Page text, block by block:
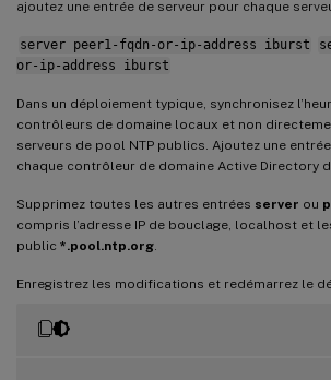
ajoutez une entrée de serveur pour chaque
server peer1-fqdn-or-ip-address iburst
or-ip-address iburst
Dans un déploiement typique, synchronisez
contrôleurs de domaine locaux et non
serveurs de pool NTP publics. Ajoutez une
chaque contrôleur de domaine Active Directory
Supprimez toutes les autres entrées server ou
compris l’adresse IP de bouclage, localhost et
public *.pool.ntp.org
Enregistrez les modifications et redémarrez le